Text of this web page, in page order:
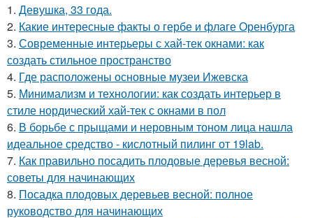
1. Девушка, 33 года.
2. Какие интересные факты о гербе и флаге Оренбурга
3. Современные интерьеры с хай-тек окнами: как
создать стильное пространство
4. Где расположены основные музеи Ижевска
5. Минимализм и технологии: как создать интерьер в
стиле нордический хай-тек с окнами в пол
6. В борьбе с прыщами и неровным тоном лица нашла
идеальное средство - кислотный пилинг от 19lab.
7. Как правильно посадить плодовые деревья весной:
советы для начинающих
8. Посадка плодовых деревьев весной: полное
руководство для начинающих